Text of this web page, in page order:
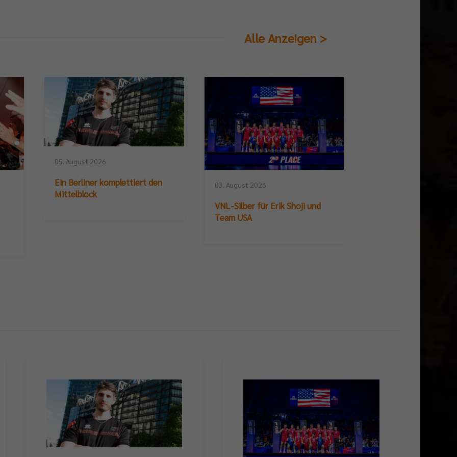
Alle Anzeigen >
05. August 2026
Ein Berliner komplettiert den
Mittelblock
03. August 2026
VNL-Silber für Erik Shoji und
Team USA